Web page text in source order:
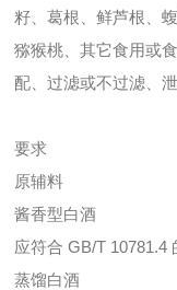
籽、葛根、鲜芦根、
猕猴桃、其它食用或
配、过滤或不过滤、
要求
原辅料
酱香型白酒
应符合 GB/T 10781.4
蒸馏白酒